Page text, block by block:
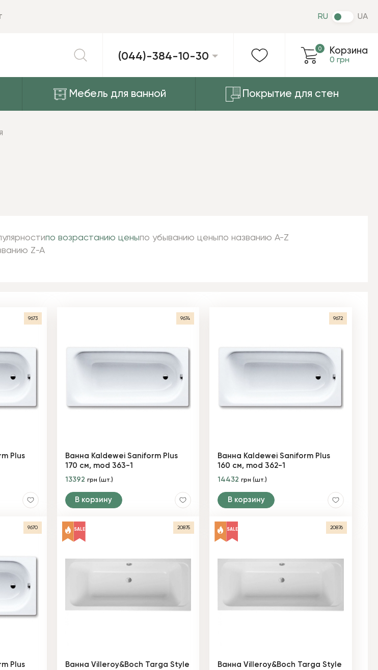
(044)-384-10-30
Корзина
0 грн
0
RU UA
Мебель для ванной Покрытие для стен
по возрастанию ценыпо убыванию ценыпо названию A-Z
Z-A
9673
Plus
9674
Ванна Kaldewei Saniform Plus
170 см, mod 363-1
13392 грн (шт.)
В корзину
9672
Ванна Kaldewei Saniform Plus
160 см, mod 362-1
14432грн (шт.)
В корзину
9670
Plus
SALE 20875
Ванна Villeroy&Boch Targa Style
SALE 20876
Ванна Villeroy&Boch Targa Style